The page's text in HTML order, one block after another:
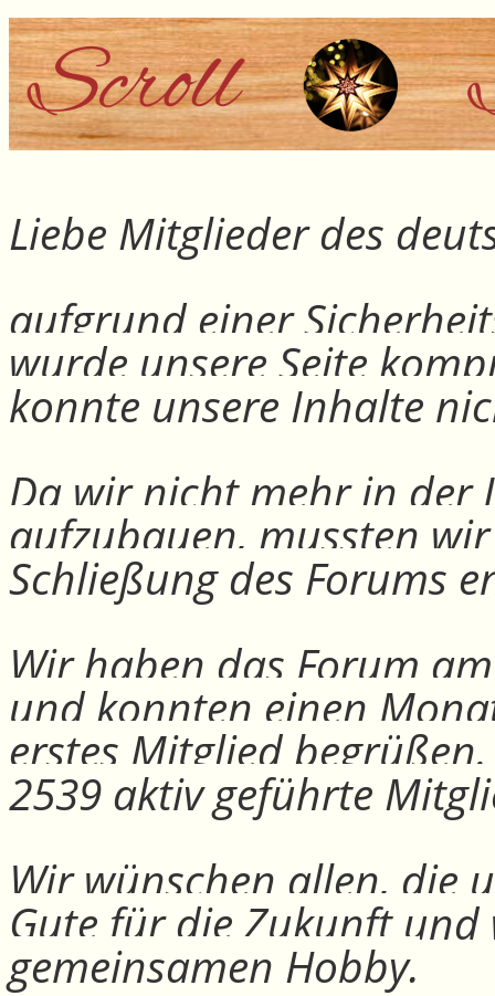
Liebe Mitglieder des
aufgrund einer
wurde unsere Seite
konnte unsere Inhalte
Da wir nicht mehr in der
aufzubauen, mussten
Schließung des Forums
Wir haben das Forum
und konnten einen
erstes Mitglied
2539 aktiv geführte
Wir wünschen allen, die
Gute für die Zukunft
gemeinsamen Hobby.